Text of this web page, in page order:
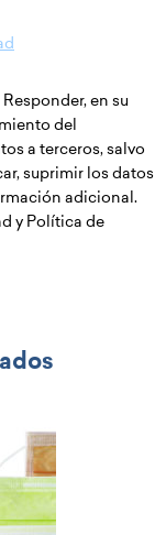
en su
del
a terceros, salvo
suprimir los datos
adicional.
y Política de